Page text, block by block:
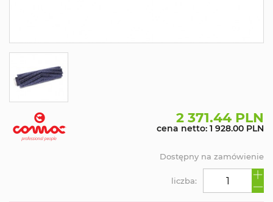
2 371.44 PLN
cena netto: 1 928.00 PLN
liczba:
Dostępny na zamówienie